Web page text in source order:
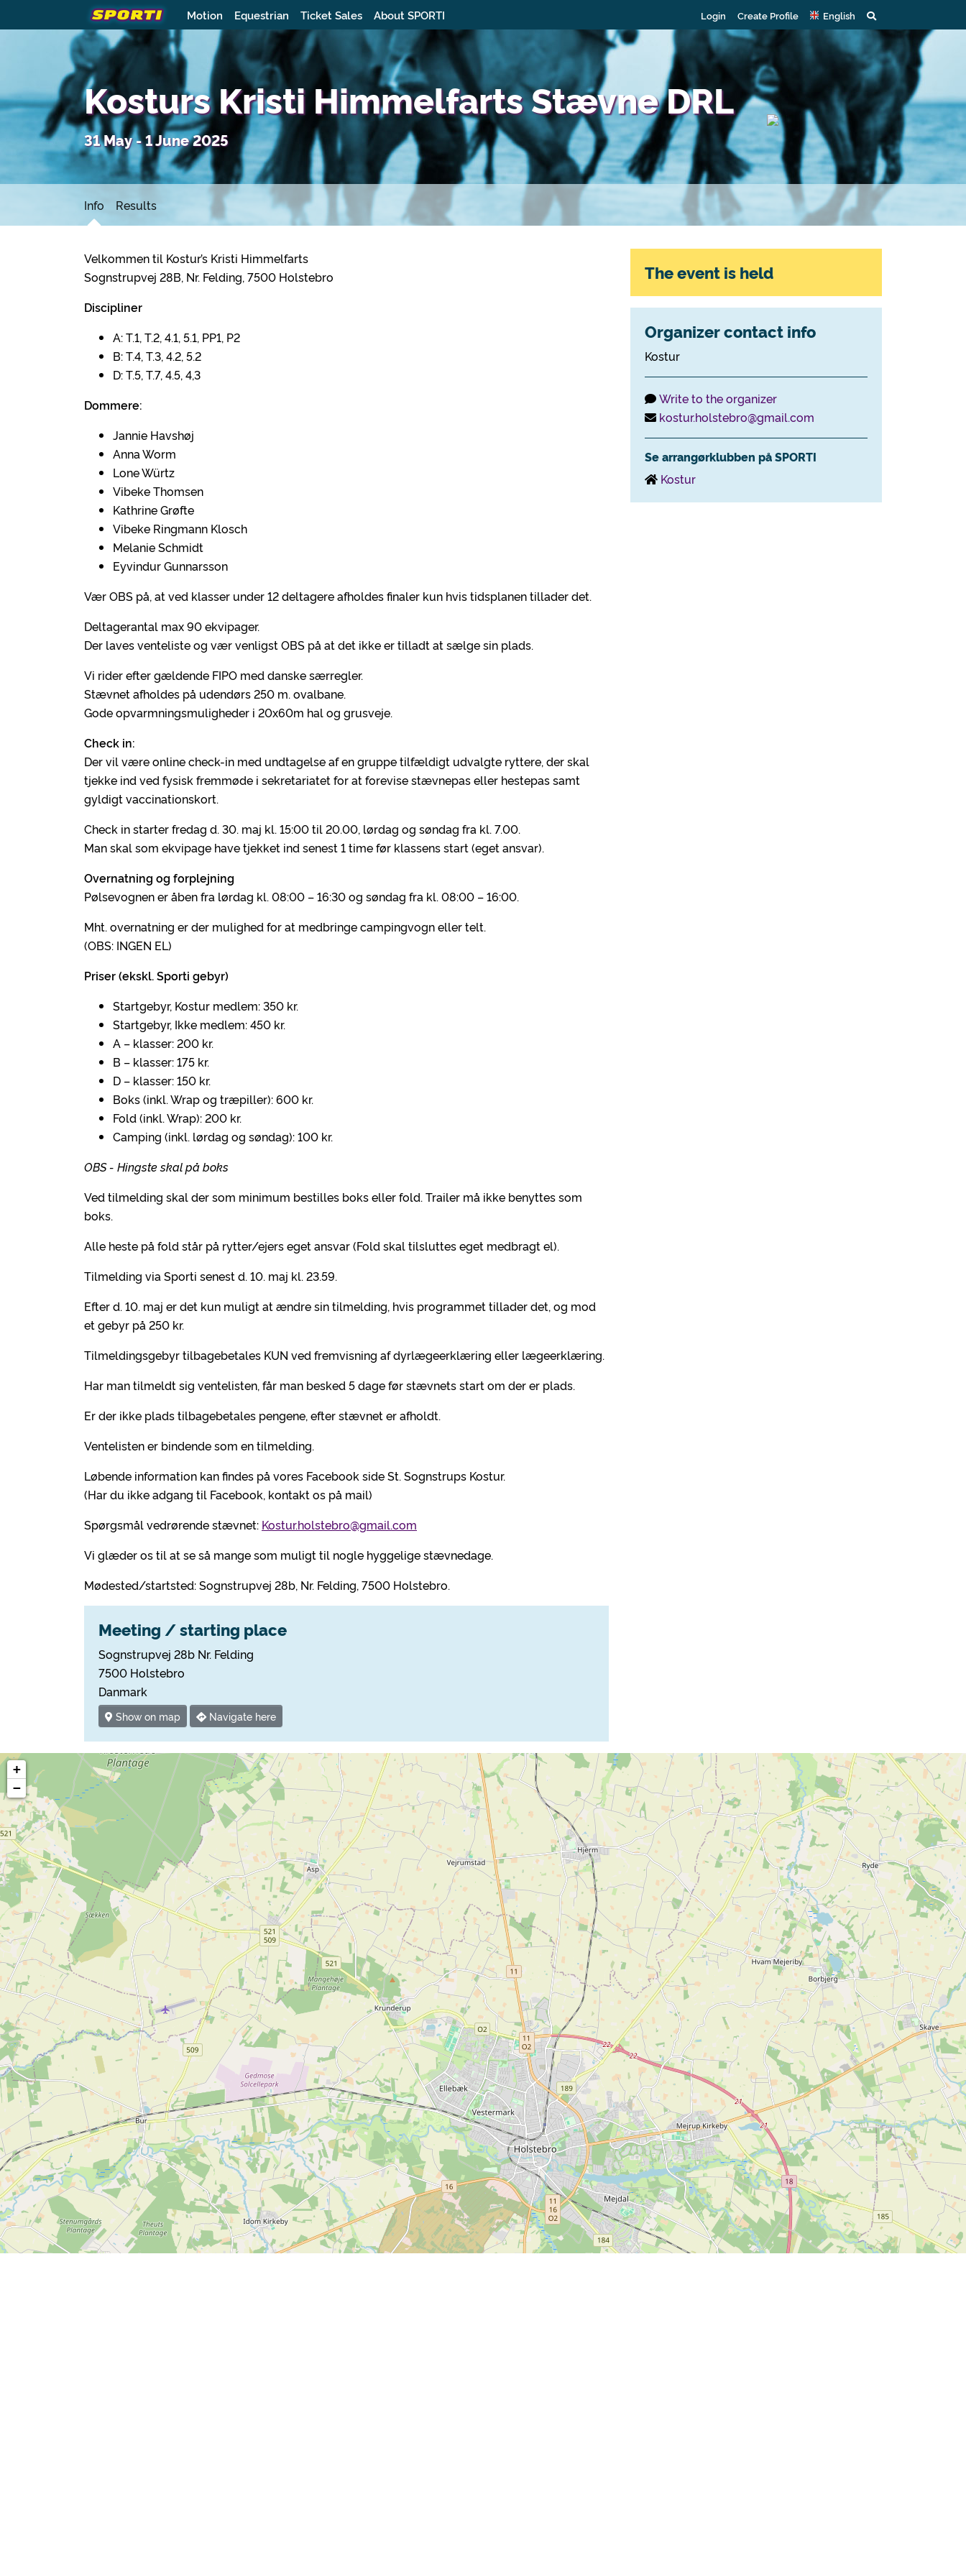
Motion Equestrian Ticket Sales About SPORTI Login Create Profile English
Kosturs Kristi Himmelfarts Stævne DRL
31 May - 1 June 2025
Info Results
Velkommen til Kostur’s Kristi Himmelfarts
Sognstrupvej 28B, Nr. Felding, 7500 Holstebro
Discipliner
A: T.1, T.2, 4.1, 5.1, PP1, P2
B: T.4, T.3, 4.2, 5.2
D: T.5, T.7, 4.5, 4,3
Dommere:
Jannie Havshøj
Anna Worm
Lone Würtz
Vibeke Thomsen
Kathrine Grøfte
Vibeke Ringmann Klosch
Melanie Schmidt
Eyvindur Gunnarsson
Vær OBS på, at ved klasser under 12 deltagere afholdes finaler kun hvis tidsplanen tillader det.
Deltagerantal max 90 ekvipager.
Der laves venteliste og vær venligst OBS på at det ikke er tilladt at sælge sin plads.
Vi rider efter gældende FIPO med danske særregler.
Stævnet afholdes på udendørs 250 m. ovalbane.
Gode opvarmningsmuligheder i 20x60m hal og grusveje.
Check in:
Der vil være online check-in med undtagelse af en gruppe tilfældigt udvalgte ryttere, der skal
tjekke ind ved fysisk fremmøde i sekretariatet for at forevise stævnepas eller hestepas samt
gyldigt vaccinationskort.
Check in starter fredag d. 30. maj kl. 15:00 til 20.00, lørdag og søndag fra kl. 7.00.
Man skal som ekvipage have tjekket ind senest 1 time før klassens start (eget ansvar).
Overnatning og forplejning
Pølsevognen er åben fra lørdag kl. 08:00 – 16:30 og søndag fra kl. 08:00 – 16:00.
Mht. overnatning er der mulighed for at medbringe campingvogn eller telt.
(OBS: INGEN EL)
Priser (ekskl. Sporti gebyr)
Startgebyr, Kostur medlem: 350 kr.
Startgebyr, Ikke medlem: 450 kr.
A – klasser: 200 kr.
B – klasser: 175 kr.
D – klasser: 150 kr.
Boks (inkl. Wrap og træpiller): 600 kr.
Fold (inkl. Wrap): 200 kr.
Camping (inkl. lørdag og søndag): 100 kr.
OBS - Hingste skal på boks
Ved tilmelding skal der som minimum bestilles boks eller fold. Trailer må ikke benyttes som
boks.
Alle heste på fold står på rytter/ejers eget ansvar (Fold skal tilsluttes eget medbragt el).
Tilmelding via Sporti senest d. 10. maj kl. 23.59.
Efter d. 10. maj er det kun muligt at ændre sin tilmelding, hvis programmet tillader det, og mod
et gebyr på 250 kr.
Tilmeldingsgebyr tilbagebetales KUN ved fremvisning af dyrlægeerklæring eller lægeerklæring.
Har man tilmeldt sig ventelisten, får man besked 5 dage før stævnets start om der er plads.
Er der ikke plads tilbagebetales pengene, efter stævnet er afholdt.
Ventelisten er bindende som en tilmelding.
Løbende information kan findes på vores Facebook side St. Sognstrups Kostur.
(Har du ikke adgang til Facebook, kontakt os på mail)
Spørgsmål vedrørende stævnet: Kostur.holstebro@gmail.com
Vi glæder os til at se så mange som muligt til nogle hyggelige stævnedage.
Mødested/startsted: Sognstrupvej 28b, Nr. Felding, 7500 Holstebro.
Meeting / starting place
Sognstrupvej 28b Nr. Felding
7500 Holstebro
Danmark
Show on map Navigate here
The event is held
Organizer contact info
Kostur
Write to the organizer
kostur.holstebro@gmail.com
Se arrangørklubben på SPORTI
Kostur
+
−